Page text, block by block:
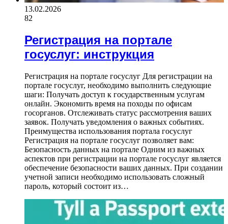
13.02.2026
82
Регистрация на портале
госуслуг: инструкция
Регистрация на портале госуслуг Для регистрации на
портале госуслуг, необходимо выполнить следующие
шаги: Получать доступ к государственным услугам
онлайн. Экономить время на походы по офисам
госорганов. Отслеживать статус рассмотрения ваших
заявок. Получать уведомления о важных событиях.
Преимущества использования портала госуслуг
Регистрация на портале госуслуг позволяет вам:
Безопасность данных на портале Одним из важных
аспектов при регистрации на портале госуслуг является
обеспечение безопасности ваших данных. При создании
учетной записи необходимо использовать сложный
пароль, который состоит из…